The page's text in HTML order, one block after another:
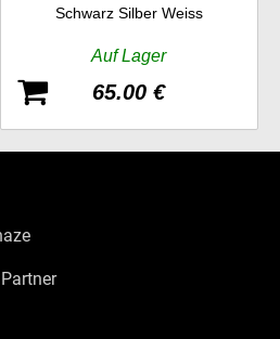
Schwarz Silber Weiss
Auf Lager
65.00 €